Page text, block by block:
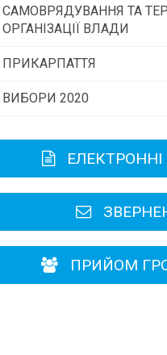
САМОВРЯДУВАННЯ ТА
ОРГАНІЗАЦІЇ ВЛАДИ
ПРИКАРПАТТЯ
Історична довідка
Карта області
Районні, міські ради
ВИБОРИ 2020
ЕЛЕКТРОННІ
ПРИЙОМ